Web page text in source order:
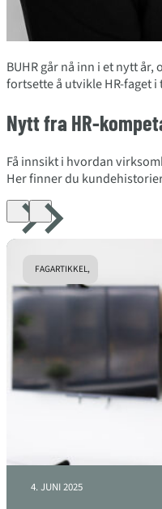
BUHR går nå inn i et nytt
fortsette å utvikle HR-faget
Nytt fra HR-
Få innsikt i hvordan
Her finner du
FAGARTIKKEL,
4. JUNI 2025